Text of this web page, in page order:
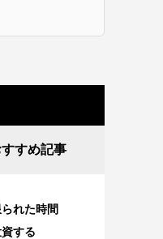
すすめ記事
られた時間
する